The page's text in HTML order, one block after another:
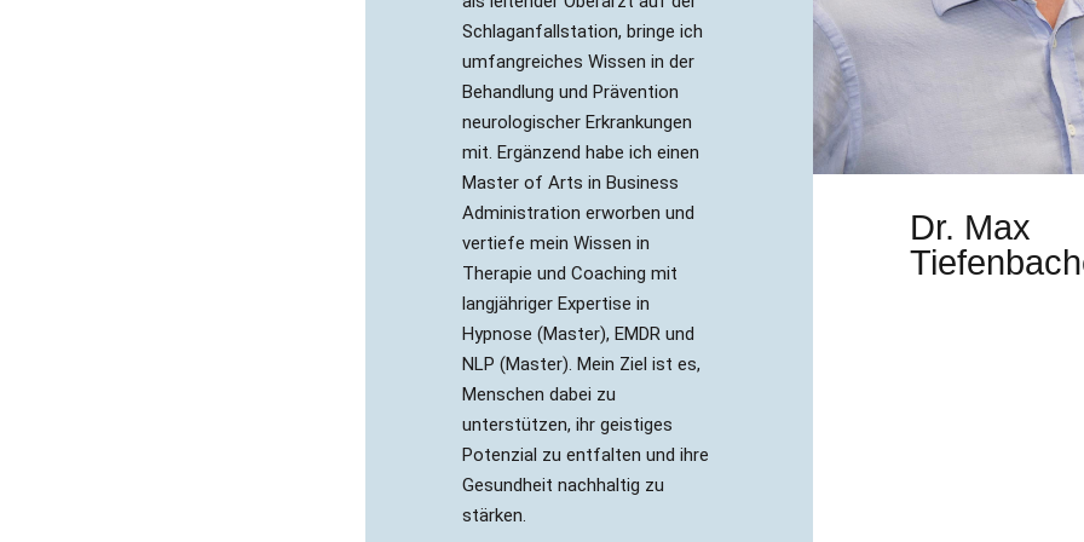
Schlaganfallstation, bringe ich
umfangreiches Wissen in der
Behandlung und Prävention
neurologischer Erkrankungen
mit. Ergänzend habe ich einen
Master of Arts in Business
Administration erworben und
vertiefe mein Wissen in
Therapie und Coaching mit
langjähriger Expertise in
Hypnose (Master), EMDR und
NLP (Master). Mein Ziel ist es,
Menschen dabei zu
unterstützen, ihr geistiges
Potenzial zu entfalten und ihre
Gesundheit nachhaltig zu
stärken.
Dr. Max